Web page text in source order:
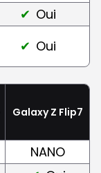
Oui
Oui
Galaxy Z Flip7
NANO